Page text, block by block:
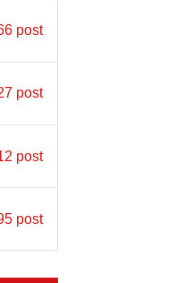
post
post
post
post